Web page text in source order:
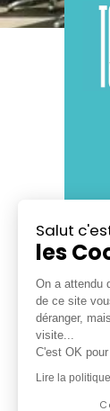
Salut
les
On a attendu
de ce site
déranger,
visite...
C'est OK
Lire la